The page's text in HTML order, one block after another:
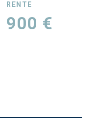
RENTE
900 €